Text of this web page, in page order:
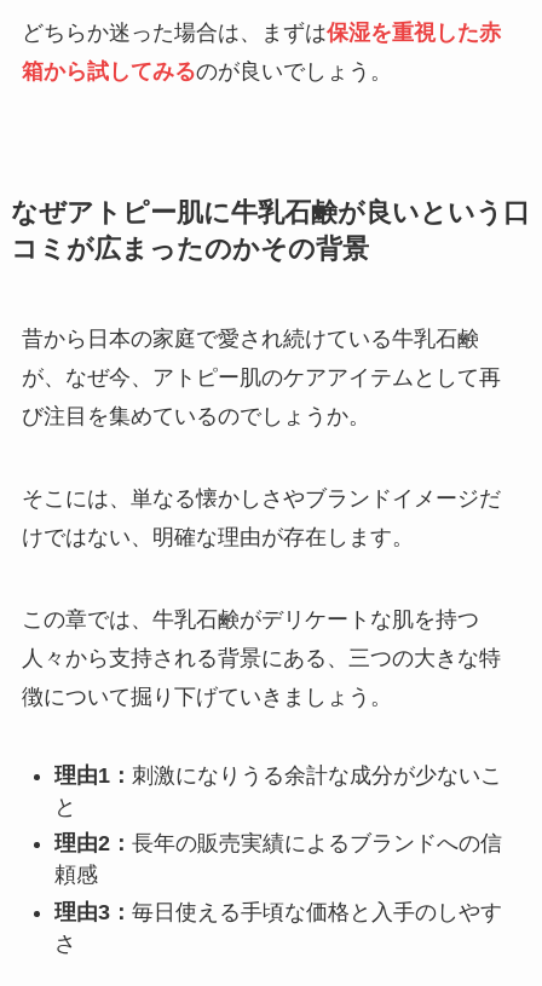
どちらか迷った場合は、まずは保湿を重視した赤
箱から試してみるのが良いでしょう。
なぜアトピー肌に牛乳石鹸が良いという口
コミが広まったのかその背景
昔から日本の家庭で愛され続けている牛乳石鹸
が、なぜ今、アトピー肌のケアアイテムとして再
び注目を集めているのでしょうか。
そこには、単なる懐かしさやブランドイメージだ
けではない、明確な理由が存在します。
この章では、牛乳石鹸がデリケートな肌を持つ
人々から支持される背景にある、三つの大きな特
徴について掘り下げていきましょう。
理由1： 刺激になりうる余計な成分が少ないこ
と
理由2： 長年の販売実績によるブランドへの信
頼感
理由3： 毎日使える手頃な価格と入手のしやす
さ